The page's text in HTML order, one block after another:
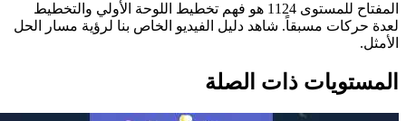
المفتاح للمستوى 1124 هو فهم تخطيط اللوحة الأولي والتخطيط
لعدة حركات مسبقاً. شاهد دليل الفيديو الخاص بنا لرؤية مسار الحل
الأمثل.
المستويات ذات الصلة